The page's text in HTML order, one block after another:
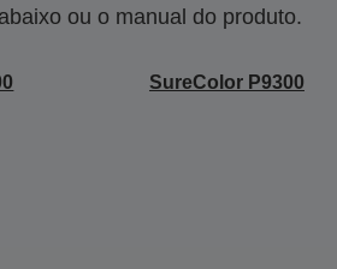
abaixo ou o manual do produto.
SureColor P9300